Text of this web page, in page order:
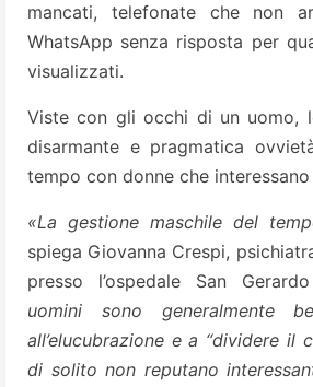
mancati, telefonate che non
WhatsApp senza risposta per
visualizzati.
Viste con gli occhi di un uomo,
disarmante e pragmatica
tempo con donne che
«La gestione maschile del
spiega Giovanna Crespi,
presso l’ospedale San
uomini sono generalmente
all’elucubrazione e a “dividere il
di solito non reputano